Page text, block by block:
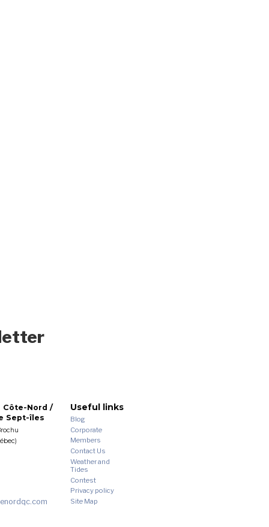
Côte-Nord /
Sept-îles
Useful links
Blog
Corporate
Members
Contact Us
Weather and
Tides
Contest
Privacy policy
Site Map